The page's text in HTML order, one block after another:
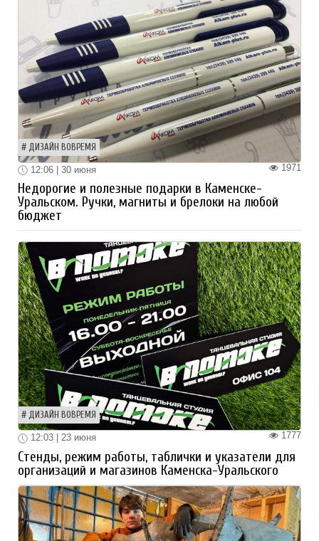
ДИЗАЙН ВОВРЕМЯ
1971
12:06 | 30 июня
Недорогие и полезные подарки в Каменске-
Уральском. Ручки, магниты и брелоки на любой
бюджет
ДИЗАЙН ВОВРЕМЯ
1777
12:03 | 23 июня
Стенды, режим работы, таблички и указатели для
организаций и магазинов Каменска-Уральского